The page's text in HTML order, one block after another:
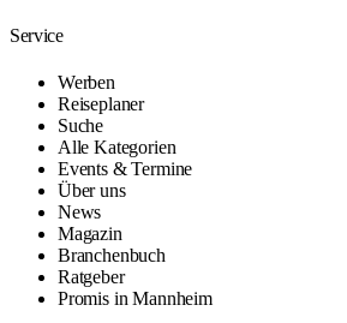
Service
Werben
Reiseplaner
Suche
Alle Kategorien
Events & Termine
Über uns
News
Magazin
Branchenbuch
Ratgeber
Promis in Mannheim